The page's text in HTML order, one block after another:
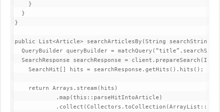
    }
  }
}
public List<Article> searchArticlesBy(String searchString)
QueryBuilder queryBuilder =
SearchResponse searchResponse =
    SearchHit[] hits = searchResponse.getHits().hits();
    return Arrays.stream(hits)
            .map(this::parseHitIntoArticle)